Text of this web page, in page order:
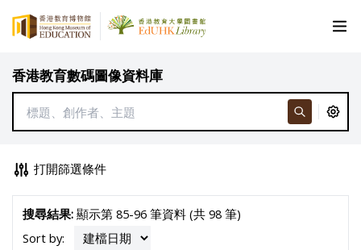
香港教育數碼圖像資料庫
打開篩選條件
搜尋結果:顯示第 85-96 筆資料 (共 98 筆)
Sort by: